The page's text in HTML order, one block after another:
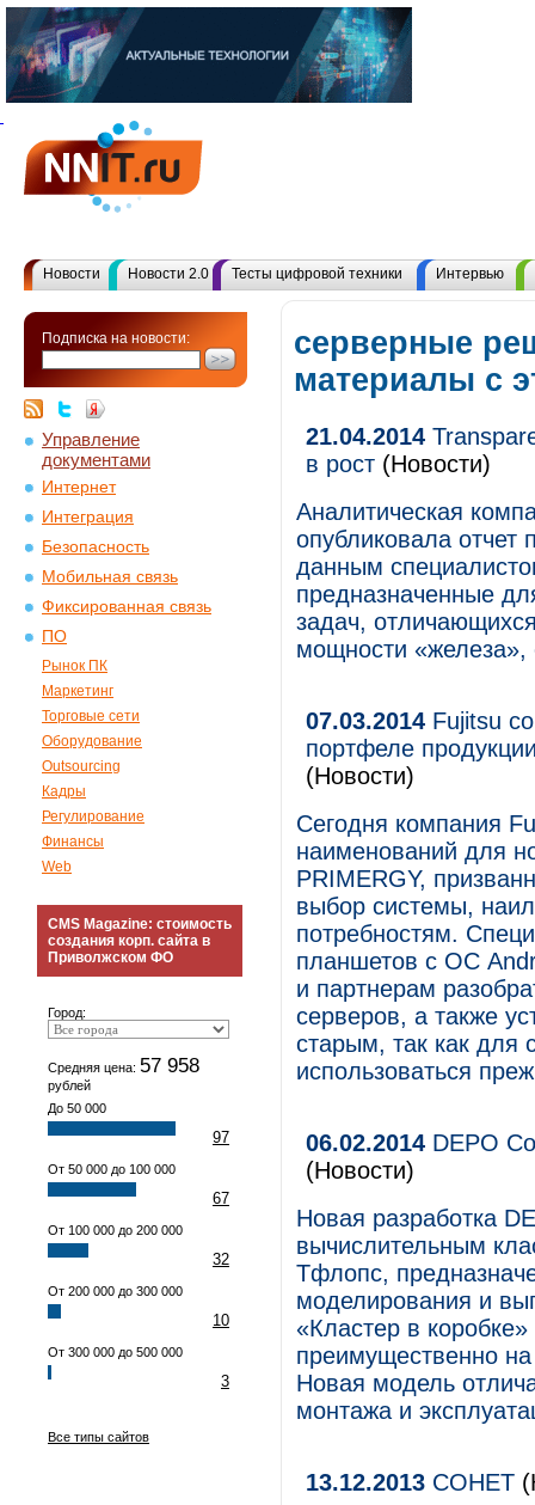
Новости Новости 2.0 Тесты цифровой техники Интервью
Подписка на новости:
Управление
документами
Интернет
Интеграция
Безопасность
Мобильная связь
Фиксированная связь
ПО
Рынок ПК
Маркетинг
Торговые сети
Оборудование
Outsourcing
Кадры
Регулирование
Финансы
Web
CMS Magazine: стоимость
создания корп. сайта в
Приволжском ФО
Город:
Средняя цена: 57 958
рублей
До 50 000
97
От 50 000 до 100 000
67
От 100 000 до 200 000
32
От 200 000 до 300 000
10
От 300 000 до 500 000
3
Все типы сайтов
серверные
материалы с
21.04.2014
в рост (Новости)
Аналитическая
опубликовала отчет
данным
предназначенные
задач,
мощности «железа»,
07.03.2014 Fujitsu
портфеле
(Новости)
Сегодня компания
наименований для
PRIMERGY,
выбор системы,
потребностям.
планшетов с ОС
и партнерам
серверов, а также
старым, так как для
использоваться
06.02.2014 DEPO
(Новости)
Новая разработка
вычислительным
Тфлопс,
моделирования и
«Кластер в
преимущественно
Новая модель
монтажа и
13.12.2013 СОНЕТ